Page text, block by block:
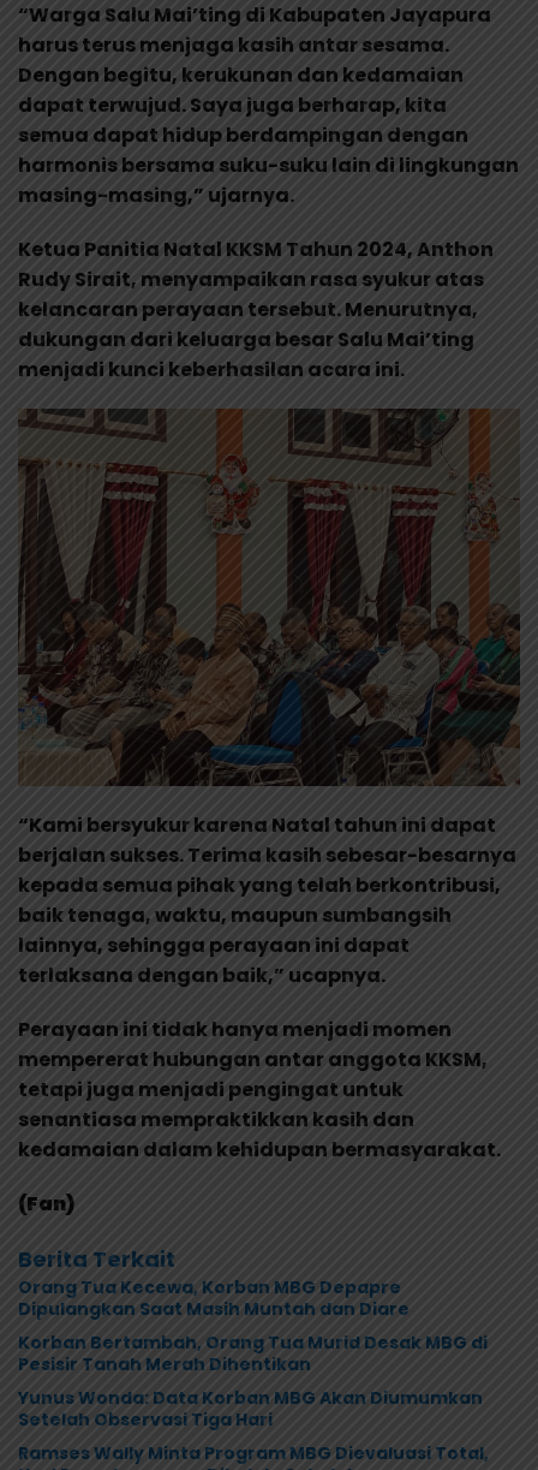
“Warga Salu Mai’ting di Kabupaten Jayapura
harus terus menjaga kasih antar sesama.
Dengan begitu, kerukunan dan kedamaian
dapat terwujud. Saya juga berharap, kita
semua dapat hidup berdampingan dengan
harmonis bersama suku-suku lain di lingkungan
masing-masing,” ujarnya.
Ketua Panitia Natal KKSM Tahun 2024, Anthon
Rudy Sirait, menyampaikan rasa syukur atas
kelancaran perayaan tersebut. Menurutnya,
dukungan dari keluarga besar Salu Mai’ting
menjadi kunci keberhasilan acara ini.
“Kami bersyukur karena Natal tahun ini dapat
berjalan sukses. Terima kasih sebesar-besarnya
kepada semua pihak yang telah berkontribusi,
baik tenaga, waktu, maupun sumbangsih
lainnya, sehingga perayaan ini dapat
terlaksana dengan baik,” ucapnya.
Perayaan ini tidak hanya menjadi momen
mempererat hubungan antar anggota KKSM,
tetapi juga menjadi pengingat untuk
senantiasa mempraktikkan kasih dan
kedamaian dalam kehidupan bermasyarakat.
(Fan)
Berita Terkait
Orang Tua Kecewa, Korban MBG Depapre
Dipulangkan Saat Masih Muntah dan Diare
Korban Bertambah, Orang Tua Murid Desak MBG di
Pesisir Tanah Merah Dihentikan
Yunus Wonda: Data Korban MBG Akan Diumumkan
Setelah Observasi Tiga Hari
Ramses Wally Minta Program MBG Dievaluasi Total,